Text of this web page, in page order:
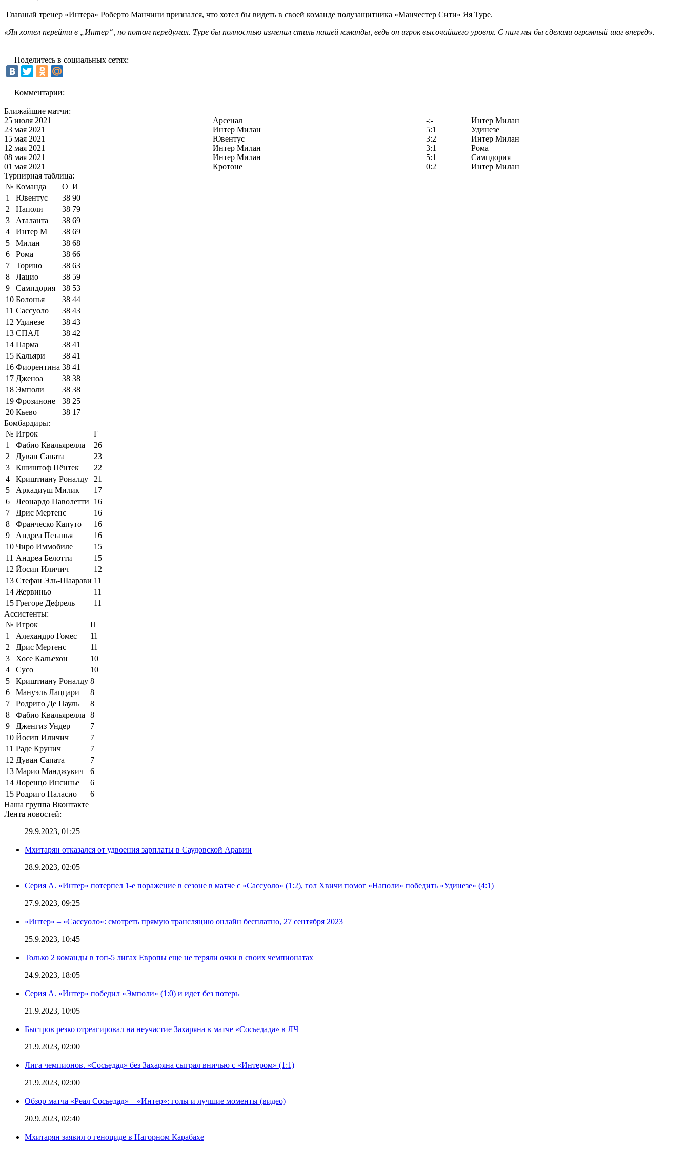
Главный тренер «Интера» Роберто Манчини признался, что хотел бы видеть в своей команде полузащитника «Манчестер Сити» Яя Туре.
«Яя хотел перейти в „Интер“, но потом передумал. Туре бы полностью изменил стиль нашей команды, ведь он игрок высочайшего уровня. С ним мы бы сделали огромный шаг вперед».
Поделитесь в социальных сетях:
Комментарии:
Ближайшие матчи:
25 июля 2021
Арсенал -:-
Интер Милан
23 мая 2021
Интер Милан 5:1
Удинезе
15 мая 2021
Ювентус 3:2
Интер Милан
12 мая 2021
Интер Милан 3:1
Рома
08 мая 2021
Интер Милан 5:1
Сампдория
01 мая 2021
Кротоне 0:2
Интер Милан
Турнирная таблица:
№ Команда О И
1
Ювентус 38 90
2
Наполи 38 79
3
Аталанта 38 69
4
Интер М 38 69
5
Милан 38 68
6
Рома 38 66
7
Торино 38 63
8
Лацио 38 59
9
Сампдория 38 53
10 Болонья 38 44
11 Сассуоло 38 43
12 Удинезе 38 43
13 СПАЛ 38 42
14 Парма 38 41
15 Кальяри 38 41
16 Фиорентина 38 41
17 Дженоа 38 38
18 Эмполи 38 38
19 Фрозиноне 38 25
20 Кьево 38 17
Бомбардиры:
№ Игрок
Г
1
Фабио Квальярелла
26
2
Дуван Сапата
23
3
Кшиштоф Пёнтек
22
4
Криштиану Роналду
21
5
Аркадиуш Милик
17
6
Леонардо Паволетти
16
7
Дрис Мертенс
16
8
Франческо Капуто
16
9
Андреа Петанья
16
10 Чиро Иммобиле
15
11 Андреа Белотти
15
12 Йосип Иличич
12
13 Стефан Эль-Шаарави 11
14 Жервиньо
11
15 Грегоре Дефрель
11
Ассистенты:
№ Игрок
П
1
Алехандро Гомес
11
2
Дрис Мертенс
11
3
Хосе Кальехон
10
4
Сусо
10
5
Криштиану Роналду 8
6
Мануэль Лаццари
8
7
Родриго Де Пауль
8
8
Фабио Квальярелла
8
9
Дженгиз Ундер
7
10 Йосип Иличич
7
11 Раде Крунич
7
12 Дуван Сапата
7
13 Марио Манджукич
6
14 Лоренцо Инсинье
6
15 Родриго Паласио
6
Наша группа Вконтакте
Лента новостей:
29.9.2023, 01:25
Мхитарян отказался от удвоения зарплаты в Саудовской Аравии
28.9.2023, 02:05
Серия А. «Интер» потерпел 1-е поражение в сезоне в матче с «Сассуоло» (1:2), гол Хвичи помог «Наполи» победить «Удинезе» (4:1)
27.9.2023, 09:25
«Интер» – «Сассуоло»: смотреть прямую трансляцию онлайн бесплатно, 27 сентября 2023
25.9.2023, 10:45
Только 2 команды в топ-5 лигах Европы еще не теряли очки в своих чемпионатах
24.9.2023, 18:05
Серия А. «Интер» победил «Эмполи» (1:0) и идет без потерь
21.9.2023, 10:05
Быстров резко отреагировал на неучастие Захаряна в матче «Сосьедада» в ЛЧ
21.9.2023, 02:00
Лига чемпионов. «Сосьедад» без Захаряна сыграл вничью с «Интером» (1:1)
21.9.2023, 02:00
Обзор матча «Реал Сосьедад» – «Интер»: голы и лучшие моменты (видео)
20.9.2023, 02:40
Мхитарян заявил о геноциде в Нагорном Карабахе